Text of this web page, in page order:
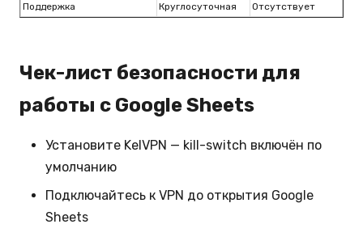
Поддержка Круглосуточная Отсутствует
Чек-лист безопасности для
работы с Google Sheets
Установите KelVPN — kill-switch включён по
умолчанию
Подключайтесь к VPN до открытия Google
Sheets